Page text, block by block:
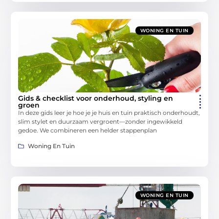
WONING EN TUIN
Gids & checklist voor onderhoud, styling en
groen
In deze gids leer je hoe je je huis en tuin praktisch onderhoudt,
slim stylet en duurzaam vergroent—zonder ingewikkeld
gedoe. We combineren een helder stappenplan
Woning En Tuin
WONING EN TUIN